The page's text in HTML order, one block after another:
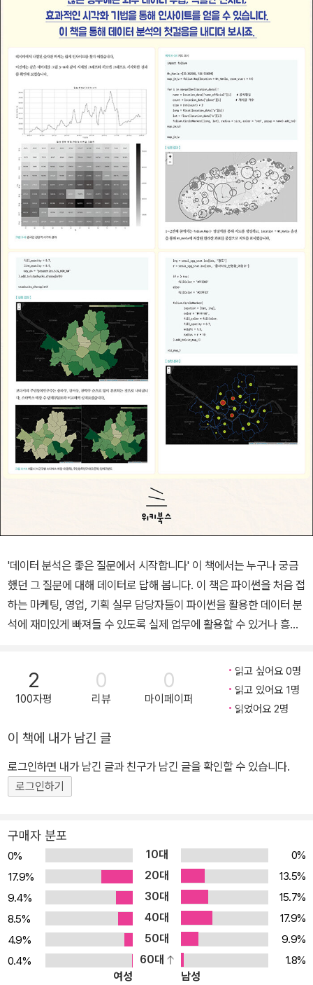
'데이터 분석은 좋은 질문에서 시작합니다' 이 책에서는 누구나 궁금
했던 그 질문에 대해 데이터로 답해 봅니다. 이 책은 파이썬을 처음 접
하는 마케팅, 영업, 기획 실무 담당자들이 파이썬을 활용한 데이터 분
석에 재미있게 빠져들 수 있도록 실제 업무에 활용할 수 있거나 흥미
로 좋은 질문에 답할 수 있는 실력을 키울 수 있을 것입니다. ★ 이 책
에서 다루는 예제 ★ ◎ 코로나(COVID-19) 영향으로 해외 관광객
수 얼마나 줄었을까? - 사회 이슈에 따른 외국인 관광객수 변화 분석
펴보는 트렌드 분석 ◎ 왜 우리동네에는 스타벅스가 없을까? - 스타
벅스 입지전략 분석 ◎ 어떤 무선청소기가 인기가 좋을까? - 다나와
(가격비교 사이트)를 통한 무선청소기 브랜드별 제품 비교 분석
2
100자평
0
리뷰
0
마이페이퍼
읽고 싶어요 0명
읽고 있어요 1명
읽었어요 2명
이 책에 내가 남긴 글
로그인하면 내가 남긴 글과 친구가 남긴 글을 확인할 수 있습니다.
로그인하기
구매자 분포
0% 10대
0%
17.9%
20대
13.5%
9.4%
30대
15.7%
8.5%
40대
17.9%
4.9%
50대
9.9%
0.4%
60대
1.8%
여성
남성